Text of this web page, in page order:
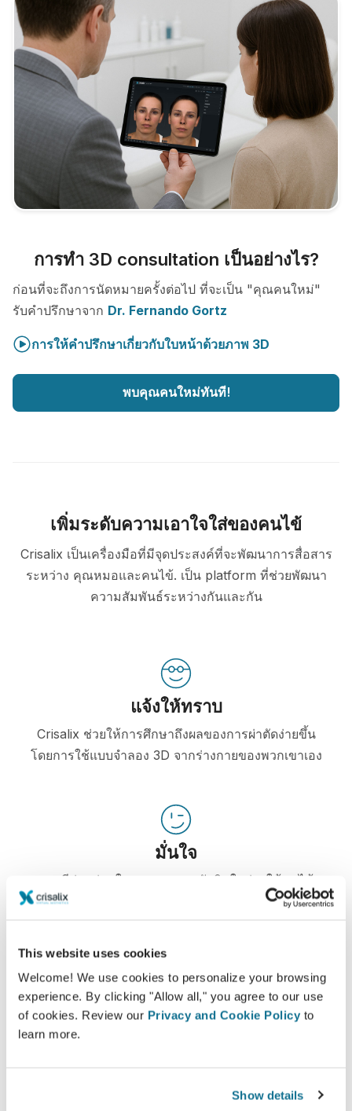
This website uses cookies
Welcome! We use cookies to personalize your browsing
experience. By clicking "Allow all," you agree to our use
of cookies. Review our Privacy and Cookie Policy to
learn more.
Show details
การทำ 3D consultation เป็นอย่างไร?
ก่อนที่จะถึงการนัดหมายครั้งต่อไป ที่จะเป็น "คุณคนใหม่"
รับคำปรึกษาจาก Dr. Fernando Gortz
การให้คำปรึกษาเกี่ยวกับใบหน้าด้วยภาพ 3D
พบคุณคนใหม่ทันที!
เพิ่มระดับความเอาใจใส่ของคนไข้
Crisalix เป็นเครื่องมือที่มีจุดประสงค์ที่จะพัฒนาการสื่อสาร
ระหว่าง คุณหมอและคนไข้. เป็น platform ที่ช่วยพัฒนา
ความสัมพันธ์ระหว่างกันและกัน
แจ้งให้ทราบ
Crisalix ช่วยให้การศึกษาถึงผลของการผ่าตัดง่ายขึ้น
โดยการใช้แบบจำลอง 3D จากร่างกายของพวกเขาเอง
มั่นใจ
การมีส่วนร่วมในกระบวนการตัดสินใจช่วยให้คนไข้
ความพอใจ
100% ของผู้หญิง พอใจและพึงพอใจอย่างมาก หลังจาก